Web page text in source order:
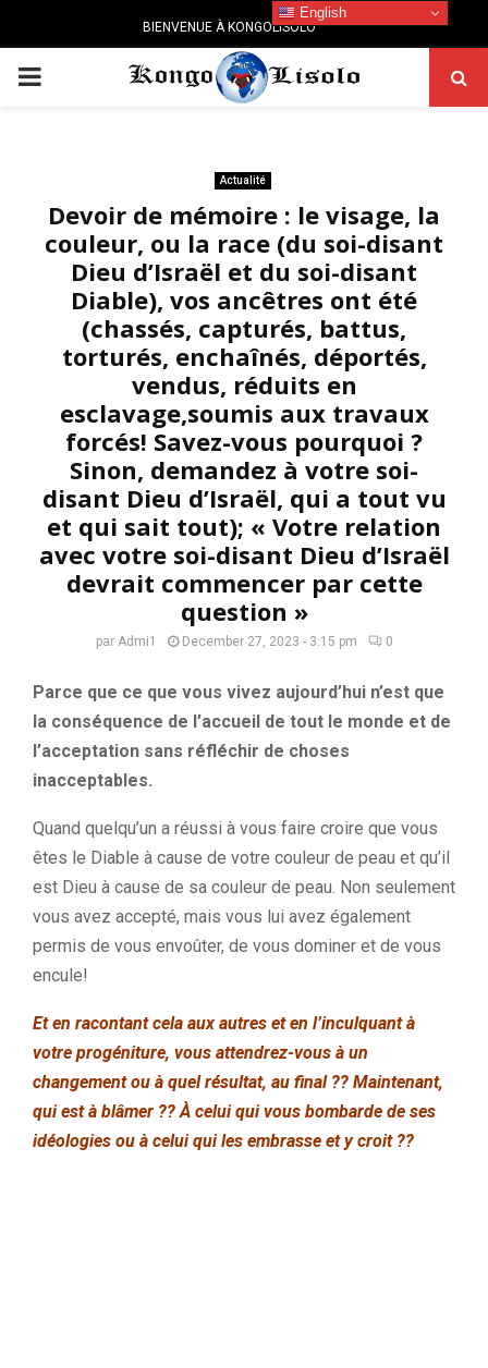
BIENVENUE À KONGOLISOLO
PRIMARY
Actualité
Devoir de mémoire : le visage, la
couleur, ou la race (du soi-disant
Dieu d’Israël et du soi-disant
Diable), vos ancêtres ont été
(chassés, capturés, battus,
torturés, enchaînés, déportés,
vendus, réduits en
esclavage,soumis aux travaux
forcés! Savez-vous pourquoi ?
Sinon, demandez à votre soi-
disant Dieu d’Israël, qui a tout vu
et qui sait tout); « Votre relation
avec votre soi-disant Dieu d’Israël
devrait commencer par cette
question »
par Admi1 December 27, 2023 - 3:15 pm 0
Parce que ce que vous vivez aujourd’hui n’est que
la conséquence de l’accueil de tout le monde et de
l’acceptation sans réfléchir de choses
inacceptables.
Quand quelqu’un a réussi à vous faire croire que vous
êtes le Diable à cause de votre couleur de peau et qu’il
est Dieu à cause de sa couleur de peau. Non seulement
vous avez accepté, mais vous lui avez également
permis de vous envoûter, de vous dominer et de vous
encule!
Et en racontant cela aux autres et en l’inculquant à
votre progéniture, vous attendrez-vous à un
changement ou à quel résultat, au final ?? Maintenant,
qui est à blâmer ?? À celui qui vous bombarde de ses
idéologies ou à celui qui les embrasse et y croit ??
English